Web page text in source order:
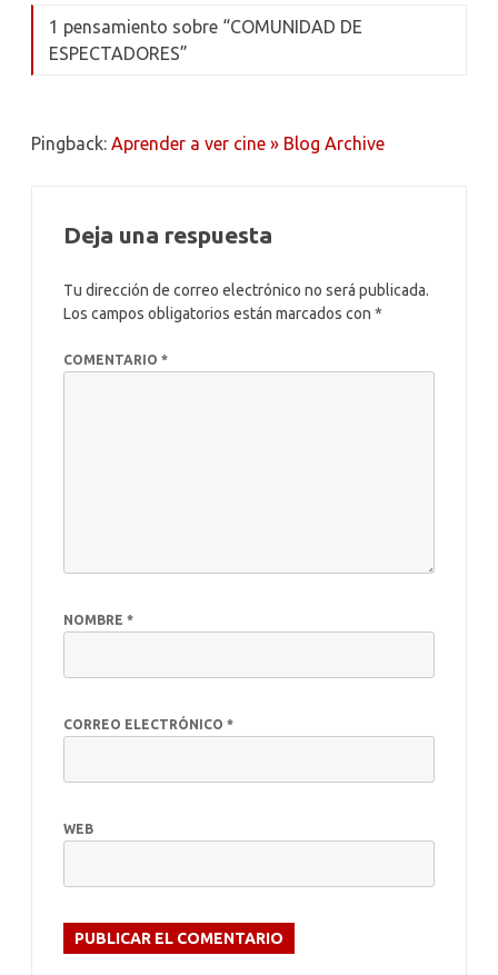
it
te
e
b
o
k
er
es
k
m m
ti
1 pensamiento sobre “COMUNIDAD DE
ESPECTADORES”
Pingback: Aprender a ver cine » Blog Archive
Deja una respuesta
Tu dirección de correo electrónico no será publicada.
Los campos obligatorios están marcados con *
COMENTARIO *
NOMBRE *
CORREO ELECTRÓNICO *
WEB